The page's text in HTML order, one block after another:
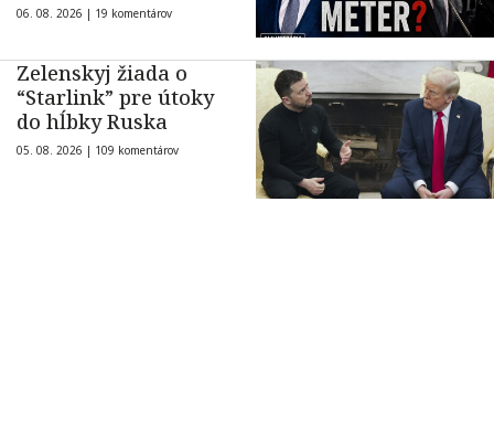
06. 08. 2026 | 19 komentárov
Zelenskyj žiada o
“Starlink” pre útoky
do hĺbky Ruska
05. 08. 2026 | 109 komentárov